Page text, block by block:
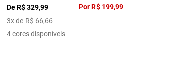
DeR$ 329,99
3x de R$ 66,66
Por R$ 199,99
4 cores disponíveis